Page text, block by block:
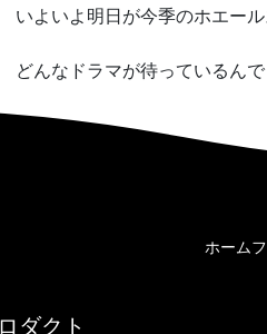
いよいよ明日が今季のホエー
どんなドラマが待っているん
ホーム
ダクト